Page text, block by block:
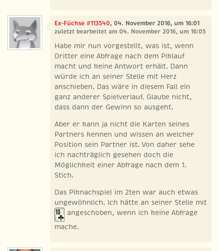
Ex-Füchse #113540, 04. November 2016, um 16:01
zuletzt bearbeitet am 04. November 2016, um 16:05
Habe mir nun vorgestellt, was ist, wenn
Dritter eine Abfrage nach dem Piklauf
macht und keine Antwort erhält. Dann
würde ich an seiner Stelle mit Herz
anschieben. Das wäre in diesem Fall ein
ganz anderer Spielverlauf. Glaube nicht,
dass dann der Gewinn so ausgeht.
Aber er kann ja nicht die Karten seines
Partners kennen und wissen an welcher
Position sein Partner ist. Von daher sehe
ich nachträglich gesehen doch die
Möglichkeit einer Abfrage nach dem 1.
Stich.
Das Piknachspiel im 2ten war auch etwas
ungewöhnlich. Ich hätte an seiner Stelle mit
angeschoben, wenn ich keine Abfrage
mache.